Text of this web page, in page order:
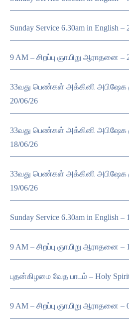
Sunday Service 6.30am in English –
9 AM – சிறப்பு ஞாயிறு ஆராதனை –
33வது பெண்கள் அக்கினி அபிஷேக
20/06/26
33வது பெண்கள் அக்கினி அபிஷேக
18/06/26
33வது பெண்கள் அக்கினி அபிஷேக
19/06/26
Sunday Service 6.30am in English –
9 AM – சிறப்பு ஞாயிறு ஆராதனை –
புதன்கிழமை வேத பாடம் – Holy
9 AM – சிறப்பு ஞாயிறு ஆராதனை –